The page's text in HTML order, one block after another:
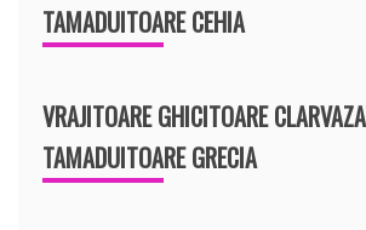
TAMADUITOARE CEHIA
VRAJITOARE GHICITOARE
TAMADUITOARE GRECIA